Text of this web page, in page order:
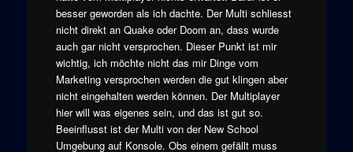
besser geworden als ich dachte. Der Multi schliesst
nicht direkt an Quake oder Doom an, dass wurde
auch gar nicht versprochen. Dieser Punkt ist mir
wichtig, ich möchte nicht das mir Dinge vom
Marketing versprochen werden die gut klingen aber
nicht eingehalten werden können. Der Multiplayer
hier will was eigenes sein, und das ist gut so.
Beeinflusst ist der Multi von der New School
Umgebung auf Konsole. Obs einem gefällt muss